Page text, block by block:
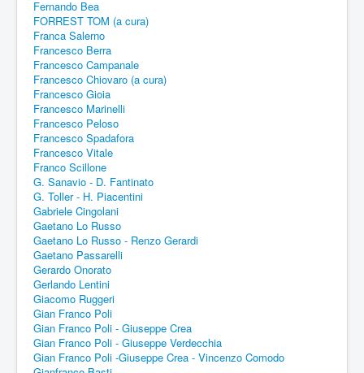
Fernando Bea
FORREST TOM (a cura)
Franca Salerno
Francesco Berra
Francesco Campanale
Francesco Chiovaro (a cura)
Francesco Gioia
Francesco Marinelli
Francesco Peloso
Francesco Spadafora
Francesco Vitale
Franco Scillone
G. Sanavio - D. Fantinato
G. Toller - H. Piacentini
Gabriele Cingolani
Gaetano Lo Russo
Gaetano Lo Russo - Renzo Gerardi
Gaetano Passarelli
Gerardo Onorato
Gerlando Lentini
Giacomo Ruggeri
Gian Franco Poli
Gian Franco Poli - Giuseppe Crea
Gian Franco Poli - Giuseppe Verdecchia
Gian Franco Poli -Giuseppe Crea - Vincenzo Comodo